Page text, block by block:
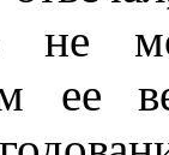
не
ее